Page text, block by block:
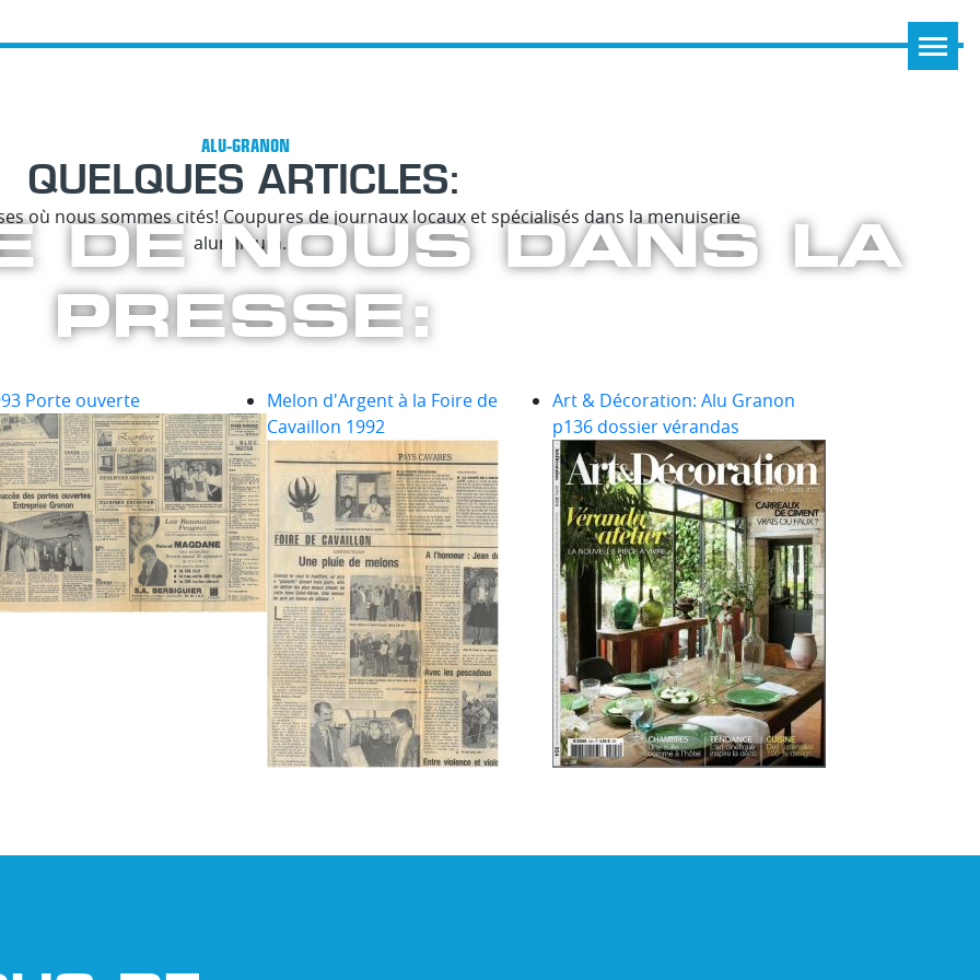
DE NOUS DANS LA
PRESSE:
QUELQUES ARTICLES:
où nous sommes cités! Coupures de journaux locaux et spécialisés dans la menuiserie
aluminium...
Porte ouverte
Melon d'Argent à la Foire de
Cavaillon 1992
Art & Décoration: Alu Granon
p136 dossier vérandas